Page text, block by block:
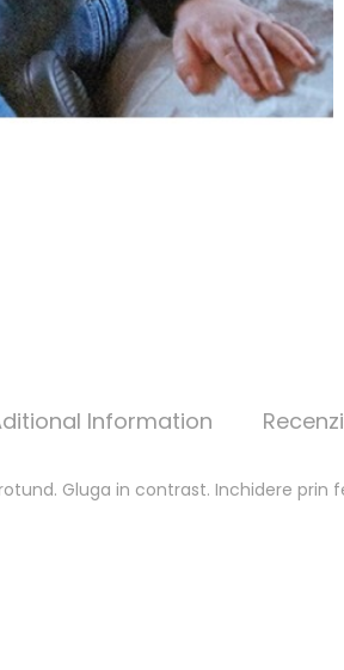
Information
Gluga in contrast. Inchidere